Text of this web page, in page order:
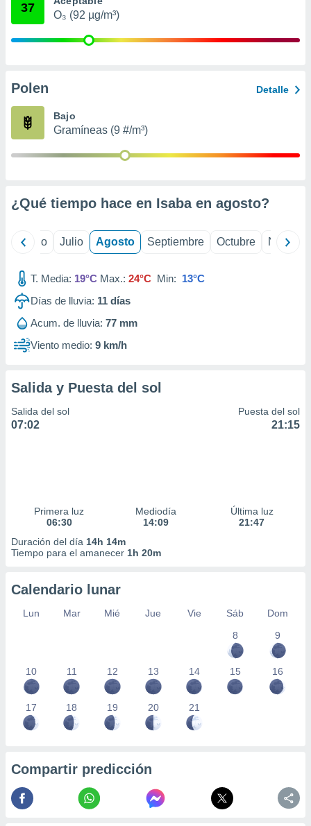
publicidad
de
1199
37
O₃ (92 µg/m³)
Polen Detalle
Bajo
Gramíneas (9 #/m³)
¿Qué tiempo hace en Isaba en agosto?
Junio Julio Agosto Septiembre Octubre
T. Media: 19°C Max.: 24°C Min: 13°C
Días de lluvia: 11 días
Acum. de lluvia: 77 mm
Viento medio: 9 km/h
Salida y Puesta del sol
Salida del sol
07:02
Puesta del sol
21:15
Primera luz
06:30
Mediodía
14:09
Última luz
21:47
Duración del día 14h 14m
Tiempo para el amanecer 1h 20m
Calendario lunar
Lun Mar Mié Jue Vie Sáb
Dom
8
9
10 11 12 13 14 15 16
17 18 19 20 21
Compartir predicción